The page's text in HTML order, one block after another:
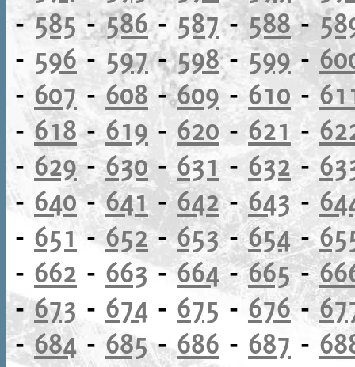
-585-586- 587-588-
- 596 - 597-598- 599-
- 607- 608 -609-610 -
-618-619 - 620 - 621 -
- 629-630- 631- 632 -
- 640-641-642-643-
- 651 -652-653-654-
- 662 - 663-664-665-
-673 - 674 - 675 - 676-
-684 -685-686 - 687 -